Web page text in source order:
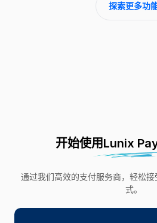
探索更多功
开始使用Lunix
通过我们高效的支付服务商，轻松
式。